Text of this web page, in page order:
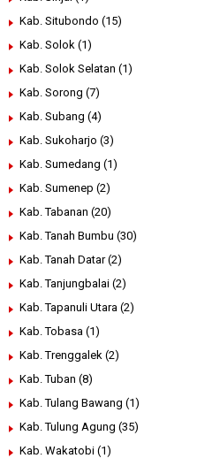
Kab. Situbondo (15)
Kab. Solok (1)
Kab. Solok Selatan (1)
Kab. Sorong (7)
Kab. Subang (4)
Kab. Sukoharjo (3)
Kab. Sumedang (1)
Kab. Sumenep (2)
Kab. Tabanan (20)
Kab. Tanah Bumbu (30)
Kab. Tanah Datar (2)
Kab. Tanjungbalai (2)
Kab. Tapanuli Utara (2)
Kab. Tobasa (1)
Kab. Trenggalek (2)
Kab. Tuban (8)
Kab. Tulang Bawang (1)
Kab. Tulung Agung (35)
Kab. Wakatobi (1)